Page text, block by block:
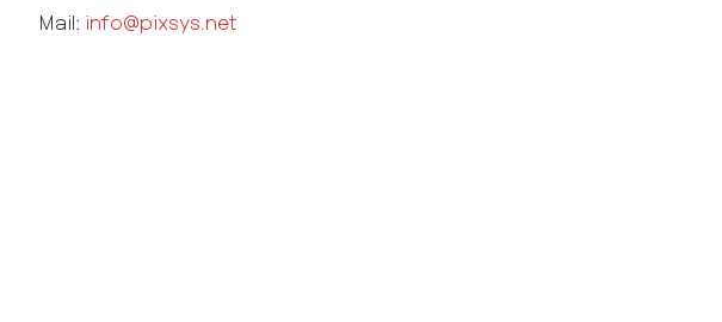
Mail: info@pixsys.net